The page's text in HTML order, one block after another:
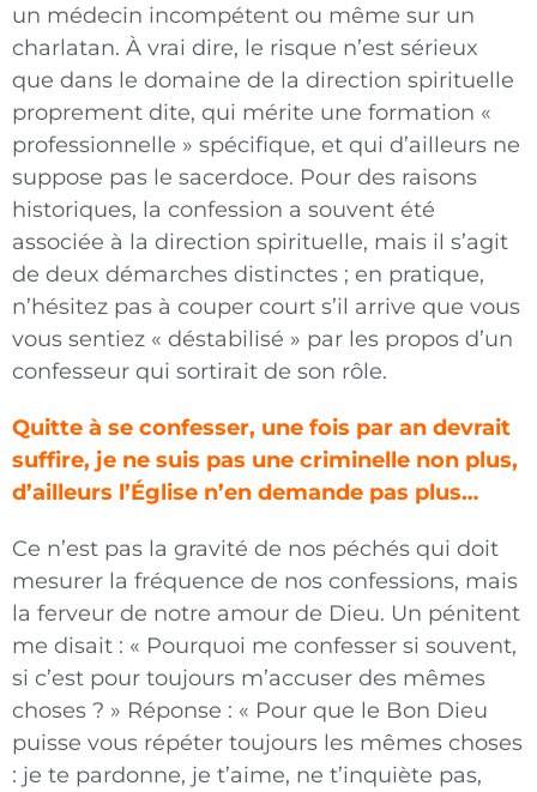
un médecin incompétent ou même sur un
charlatan. À vrai dire, le risque n’est sérieux
que dans le domaine de la direction spirituelle
proprement dite, qui mérite une formation «
professionnelle » spécifique, et qui d’ailleurs ne
suppose pas le sacerdoce. Pour des raisons
historiques, la confession a souvent été
associée à la direction spirituelle, mais il s’agit
de deux démarches distinctes ; en pratique,
n’hésitez pas à couper court s’il arrive que vous
vous sentiez « déstabilisé » par les propos d’un
confesseur qui sortirait de son rôle.
Quitte à se confesser, une fois par an devrait
suffire, je ne suis pas une criminelle non plus,
d’ailleurs l’Église n’en demande pas plus…
Ce n’est pas la gravité de nos péchés qui doit
mesurer la fréquence de nos confessions, mais
la ferveur de notre amour de Dieu. Un pénitent
me disait : « Pourquoi me confesser si souvent,
si c’est pour toujours m’accuser des mêmes
choses ? » Réponse : « Pour que le Bon Dieu
puisse vous répéter toujours les mêmes choses
: je te pardonne, je t’aime, ne t’inquiète pas,